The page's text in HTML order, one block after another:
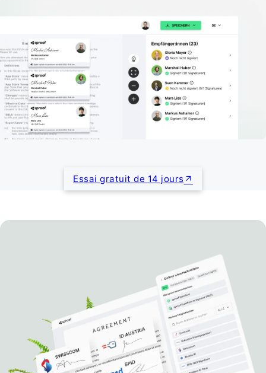
Essai gratuit de 14 jours